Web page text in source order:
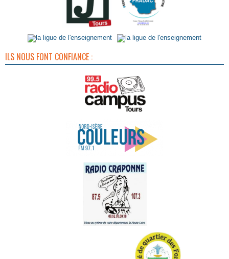
ILS NOUS FONT CONFIANCE :